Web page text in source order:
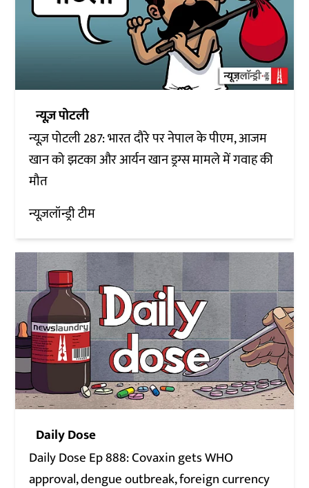
न्यूज़ पोटली
न्यूज़ पोटली 287: भारत दौरे पर नेपाल के पीएम, आजम
खान को झटका और आर्यन खान ड्रग्स मामले में गवाह की
मौत
न्यूज़लॉन्ड्री टीम
Daily Dose
Daily Dose Ep 888: Covaxin gets WHO
approval, dengue outbreak, foreign currency